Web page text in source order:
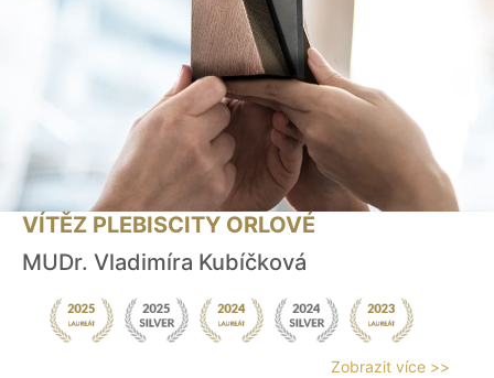
VÍTĚZ PLEBISCITY ORLOVÉ
MUDr. Vladimíra Kubíčková
Zobrazit více >>